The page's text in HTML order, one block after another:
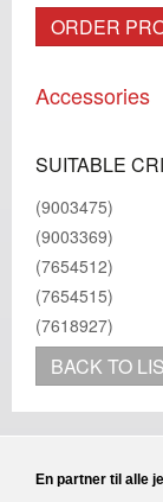
ORDER
Accessories
SUITABLE
(9003475)
(9003369)
(7654512)
(7654515)
(7618927)
BACK TO
En partner til alle